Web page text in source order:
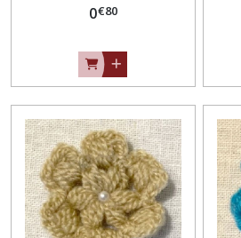
coudre ou à coller, vendu à
0€80